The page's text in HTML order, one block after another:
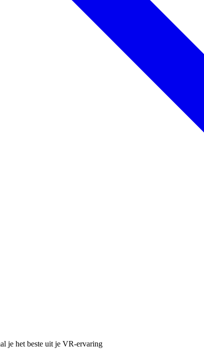
je het beste uit je VR-ervaring